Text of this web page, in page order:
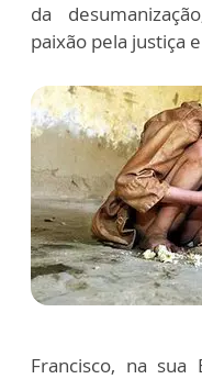
da
paixão pela justiça
Francisco, na sua